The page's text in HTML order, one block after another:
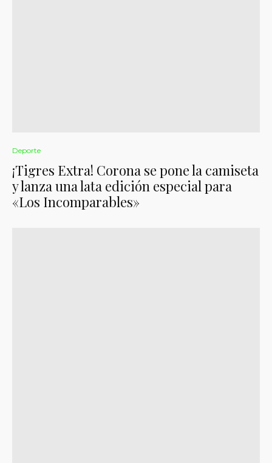
Deporte
¡Tigres Extra! Corona se pone la camiseta
y lanza una lata edición especial para
«Los Incomparables»